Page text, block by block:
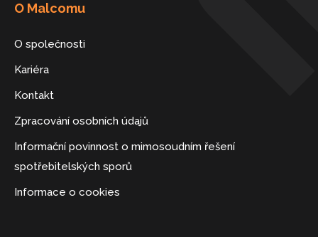
O Malcomu
O společnosti
Kariéra
Kontakt
Zpracování osobních údajů
Informační povinnost o mimosoudním řešení
spotřebitelských sporů
Informace o cookies